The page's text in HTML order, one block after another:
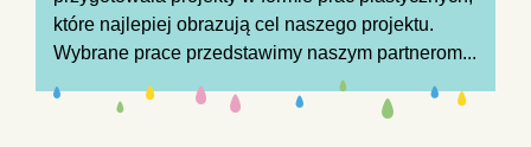
które najlepiej obrazują cel naszego projektu.
Wybrane prace przedstawimy naszym partnerom...